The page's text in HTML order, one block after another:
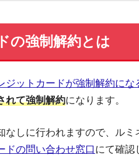
の強制解約とは
ジットカードが強制解約にな
れて強制解約になります。
なしに行われますので、ル
ドの問い合わせ窓口 にて確認